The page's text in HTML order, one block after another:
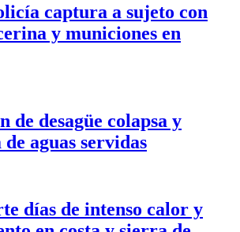
captura a sujeto con
y municiones en
de desagüe colapsa y
aguas servidas
días de intenso calor y